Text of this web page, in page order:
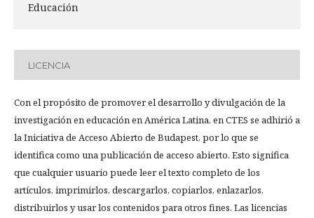
Educación
LICENCIA
Con el propósito de promover el desarrollo y divulgación de la
investigación en educación en América Latina, en CTES se adhirió a
la Iniciativa de Acceso Abierto de Budapest, por lo que se
identifica como una publicación de acceso abierto. Esto significa
que cualquier usuario puede leer el texto completo de los
artículos, imprimirlos, descargarlos, copiarlos, enlazarlos,
distribuirlos y usar los contenidos para otros fines. Las licencias